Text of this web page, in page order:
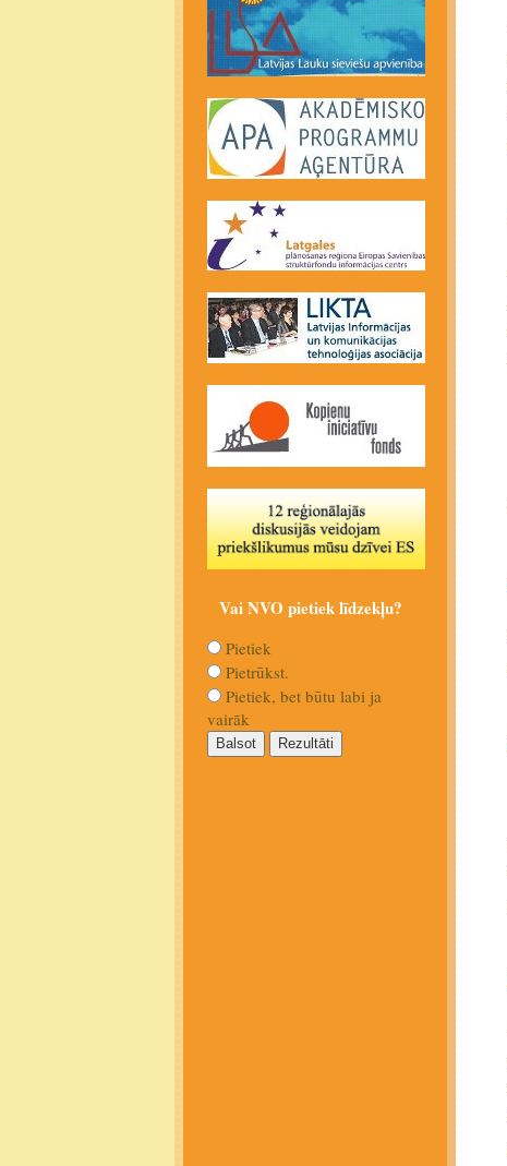
Vai NVO pietiek līdzekļu?
Pietiek
Pietrūkst.
Pietiek, bet būtu labi ja
vairāk